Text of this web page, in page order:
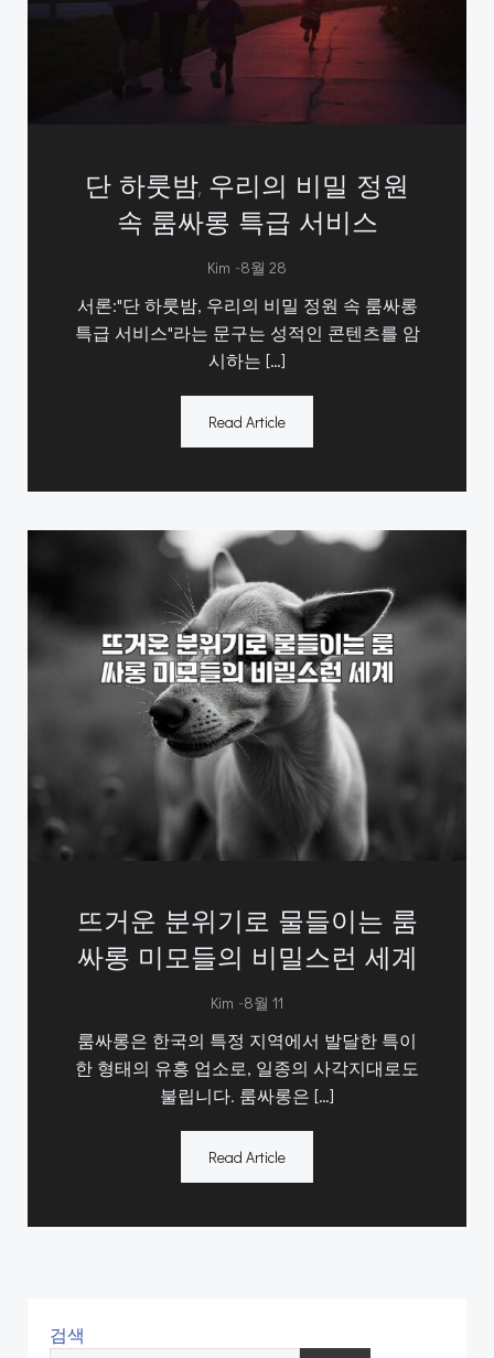
단 하룻밤, 우리의 비밀 정원
속 룸싸롱 특급 서비스
Kim -8월 28
서론:"단 하룻밤, 우리의 비밀 정원 속 룸싸롱
특급 서비스"라는 문구는 성적인 콘텐츠를 암
시하는 […]
Read Article
뜨거운 분위기로 물들이는 룸
싸롱 미모들의 비밀스런 세계
Kim -8월 11
룸싸롱은 한국의 특정 지역에서 발달한 특이
한 형태의 유흥 업소로, 일종의 사각지대로도
불립니다. 룸싸롱은 […]
Read Article
검색